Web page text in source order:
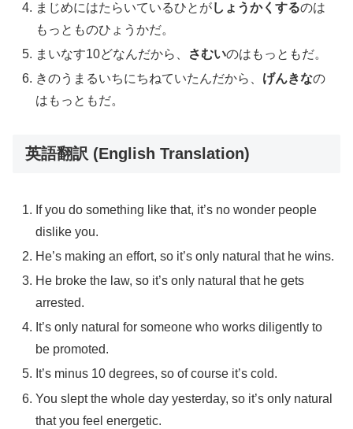
まじめにはたらいているひとがしょうかくするのは
もっとものひょうかだ。
まいなす10どなんだから、
さむいのはもっともだ。
きのうまるいちにちねていたんだから、 げんきなの
はもっともだ。
英語翻訳 (English Translation)
If you do something like that, it’s no wonder people
dislike you.
He’s making an effort, so it’s only natural that he wins.
He broke the law, so it’s only natural that he gets
arrested.
It’s only natural for someone who works diligently to
be promoted.
It’s minus 10 degrees, so of course it’s cold.
You slept the whole day yesterday, so it’s only natural
that you feel energetic.